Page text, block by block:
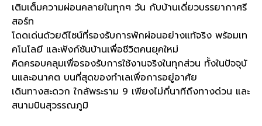
เติมเต็มความผ่อนคลายในทุกๆ วัน กับบ้านเดี่ยวบรรยากาศรี
สอร์ท
โดดเด่นด้วยดีไซน์ที่รองรับการพักผ่อนอย่างแท้จริง พร้อมเท
คโนโลยี และฟังก์ชันบ้านเพื่อชีวิตคนยุคใหม่
คิดครอบคลุมเพื่อรองรับการใช้งานจริงในทุกส่วน ทั้งในปัจจุบั
นและอนาคต บนที่สุดของทำเลเพื่อการอยู่อาศัย
เดินทางสะดวก ใกล้พระราม 9 เพียงไม่กี่นาทีถึงทางด่วน และ
สนามบินสุวรรณภูมิ